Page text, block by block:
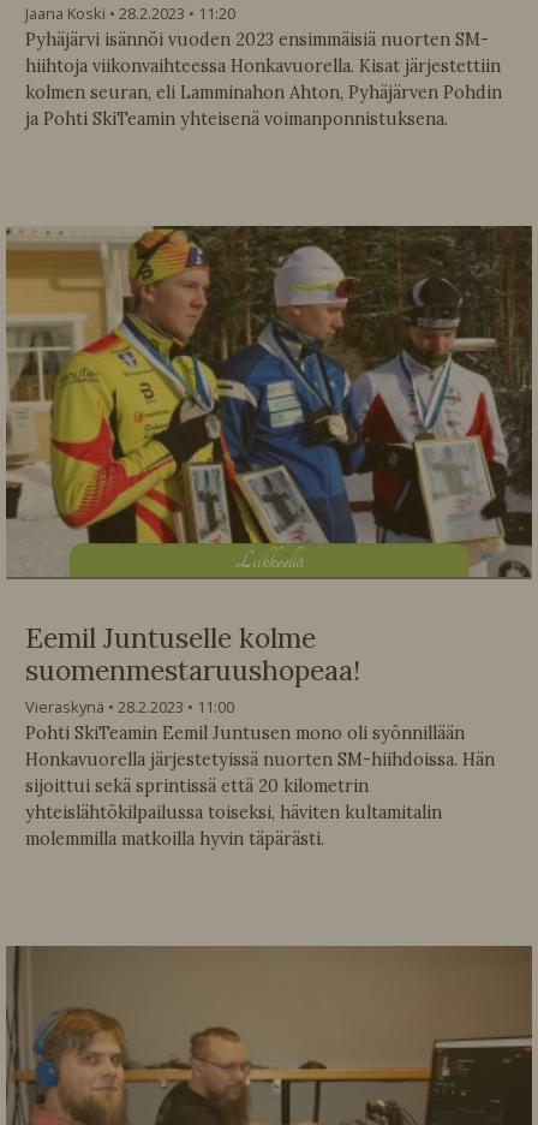
Jaana Koski 28.2.2023
11:20
Pyhäjärvi isännöi vuoden 2023 ensimmäisiä nuorten SM-
hiihtoja viikonvaihteessa Honkavuorella. Kisat järjestettiin
kolmen seuran, eli Lamminahon Ahton, Pyhäjärven Pohdin
ja Pohti SkiTeamin yhteisenä voimanponnistuksena.
Liikkeellä
Eemil Juntuselle kolme
suomenmestaruushopeaa!
Vieraskynä 28.2.2023
11:00
Pohti SkiTeamin Eemil Juntusen mono oli syönnillään
Honkavuorella järjestetyissä nuorten SM-hiihdoissa. Hän
sijoittui sekä sprintissä että 20 kilometrin
yhteislähtökilpailussa toiseksi, häviten kultamitalin
molemmilla matkoilla hyvin täpärästi.